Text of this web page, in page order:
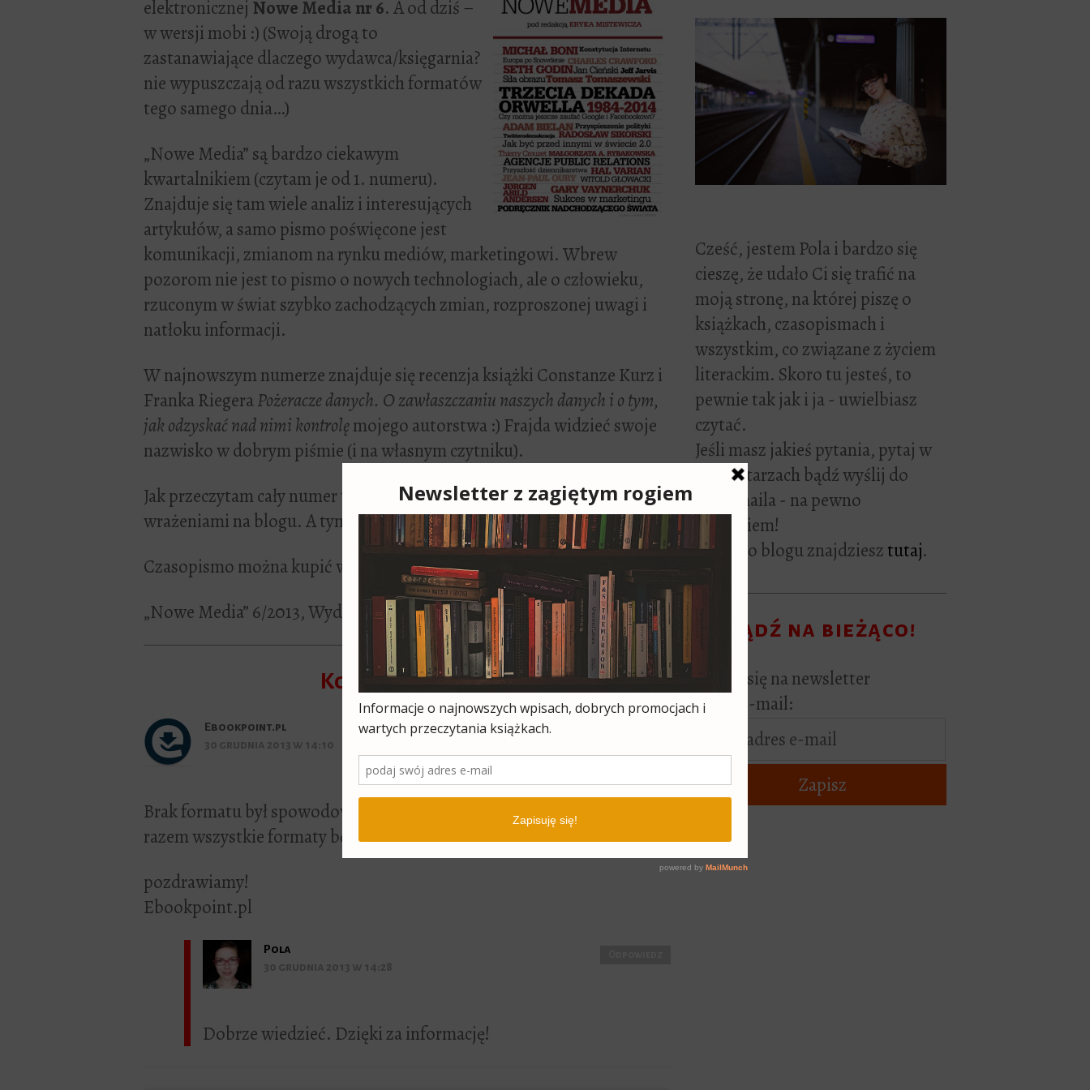
elektronicznej Nowe Media nr 6. A od dziś –
w wersji mobi :) (Swoją drogą to
zastanawiające dlaczego wydawca/księgarnia?
nie wypuszczają od razu wszystkich formatów
tego samego dnia…)
„Nowe Media” są bardzo ciekawym
kwartalnikiem (czytam je od 1. numeru).
Znajduje się tam wiele analiz i interesujących
artykułów, a samo pismo poświęcone jest
komunikacji, zmianom na rynku mediów, marketingowi. Wbrew
pozorom nie jest to pismo o nowych technologiach, ale o człowieku,
rzuconym w świat szybko zachodzących zmian, rozproszonej uwagi i
natłoku informacji.
W najnowszym numerze znajduje się recenzja książki Constanze Kurz i
Franka RiegeraPożeracze danych. O zawłaszczaniu naszych danych i o tym,
jak odzyskać nad nimi kontrolęmojego autorstwa :) Frajda widzieć swoje
nazwisko w dobrym piśmie (i na własnym czytniku).
Jak przeczytam cały numer to podzielę się z pewnością swoimi
wrażeniami na blogu. A tymczasem znikam czytać.
Czasopismo można kupić w
Ebookpoint za 19,95 zł.
„Nowe Media” 6/2013, Wydawnictwo Pedagogiczne OPERON.
Komentarze (2)
Ebookpoint.pl
Brak formatu był spowodowany drobnym błędem systemu, następnym
razem wszystkie formaty będą w dniu premiery ;)
pozdrawiamy!
Ebookpoint.pl
Pola
Dobrze wiedzieć. Dzięki za informację!
Cześć, jestem Pola i bardzo się
cieszę, że udało Ci się trafić na
moją stronę, na której piszę o
książkach, czasopismach i
wszystkim, co związane z życiem
literackim. Skoro tu jesteś, to
pewnie tak jak i ja - uwielbiasz
czytać.
Jeśli masz jakieś pytania, pytaj w
komentarzach bądź wyślij do
mnie maila - na pewno
odpowiem!
Więcej o blogu znajdziesztutaj.
Bądź na bieżąco!
Zapisz się na newsletter
Adres e-mail: